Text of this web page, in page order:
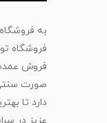
به
فروشگاه
فروش عمده
صورت سنتی
دارد تا
عزیز در